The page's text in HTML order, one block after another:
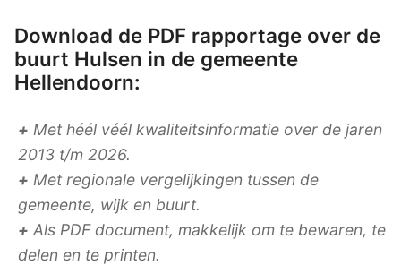
Download de PDF rapportage over de
buurt Hulsen in de gemeente
Hellendoorn:
+ Met héél véél kwaliteitsinformatie over de jaren
2013 t/m 2026.
+ Met regionale vergelijkingen tussen de
gemeente, wijk en buurt.
+ Als PDF document, makkelijk om te bewaren, te
delen en te printen.